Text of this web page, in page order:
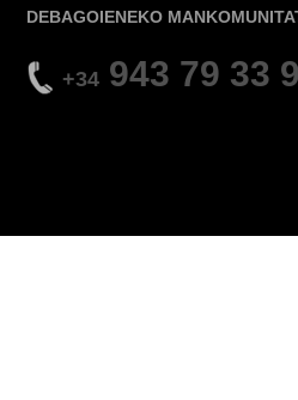
DEBAGOIENEKO
+34 943 79 33